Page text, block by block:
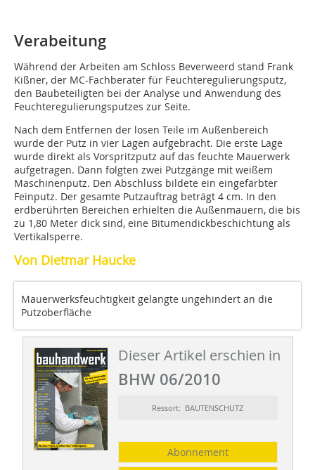
Verabeitung
Während der Arbeiten am Schloss Beverweerd stand Frank
Kißner, der MC-Fachberater für Feuchteregulierungsputz,
den Baubeteiligten bei der Analyse und Anwendung des
Feuchteregulierungsputzes zur Seite.
Nach dem Entfernen der losen Teile im Außenbereich
wurde der Putz in vier Lagen aufgebracht. Die erste Lage
wurde direkt als Vorspritzputz auf das feuchte Mauerwerk
aufgetragen. Dann folgten zwei Putzgänge mit weißem
Maschinenputz. Den Abschluss bildete ein eingefärbter
Feinputz. Der gesamte Putzauftrag beträgt 4 cm. In den
erdberührten Bereichen erhielten die Außenmauern, die bis
zu 1,80 Meter dick sind, eine Bitumendickbeschichtung als
Vertikalsperre.
Von Dietmar Haucke
Mauerwerksfeuchtigkeit gelangte ungehindert an die
Putzoberfläche
Dieser Artikel erschien in
BHW 06/2010
Ressort: BAUTENSCHUTZ
Abonnement